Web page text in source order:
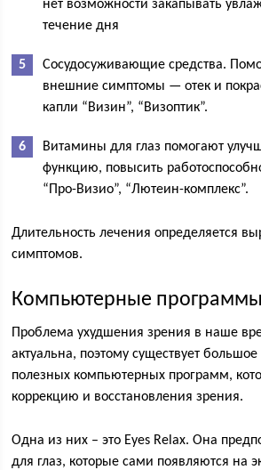
нет возможности закапывать
течение дня
Сосудосуживающие средства.
внешние симптомы — отек и
капли “Визин”, “Визоптик”.
Витамины для глаз помогают
функцию, повысить
“Про-Визио”, “Лютеин-комплекс”.
Длительность лечения определяется
симптомов.
Компьютерные программы
Проблема ухудшения зрения в наше
актуальна, поэтому существует большое
полезных компьютерных программ,
коррекцию и восстановления зрения.
Одна из них – это Eyes Relax. Она
для глаз, которые сами появляются на